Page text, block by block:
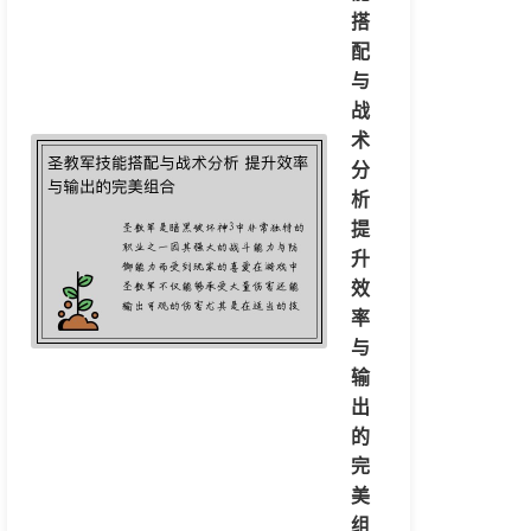
搭
配
与
战
术
分
析
提
升
效
率
与
输
出
的
完
美
组